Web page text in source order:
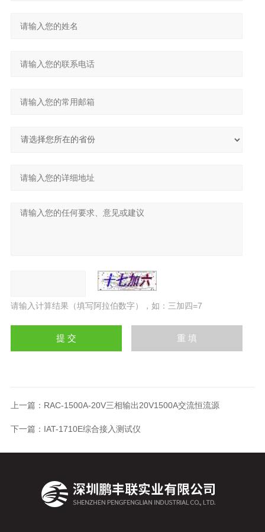
请输入计算结果（填写阿拉伯数字），如：三加四=7
上一篇： RAC-1500A-20V三相输出20V1500A交流恒流源
下一篇： IAT-1710E综合接入测试仪